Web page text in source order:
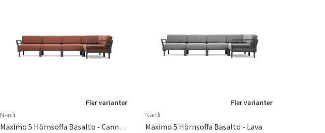
Fler varianter
Nardi
Maximo 5 Hörnsoffa Basalto - Cannella
Fler varianter
Nardi
Maximo 5 Hörnsoffa Basalto - Lava